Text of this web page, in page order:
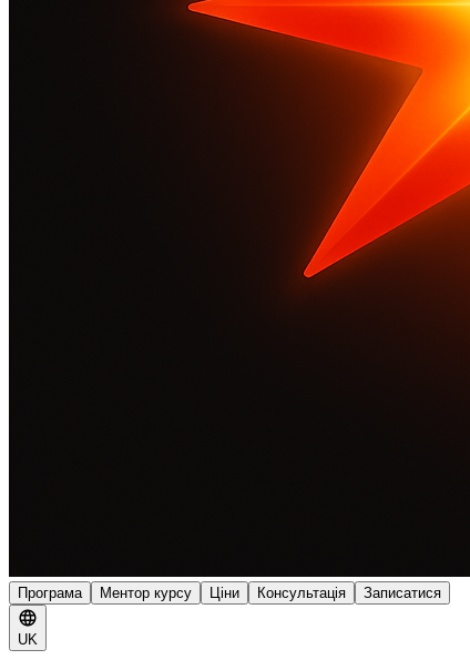
Програма Ментор курсу Ціни Консультація Записатися
UK